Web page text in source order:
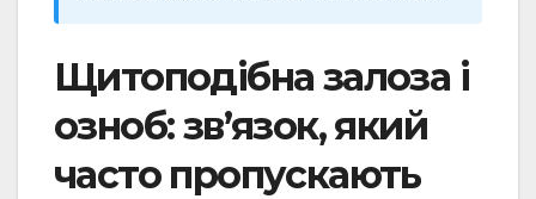
Щитоподібна залоза і
озноб: зв’язок, який
часто пропускають